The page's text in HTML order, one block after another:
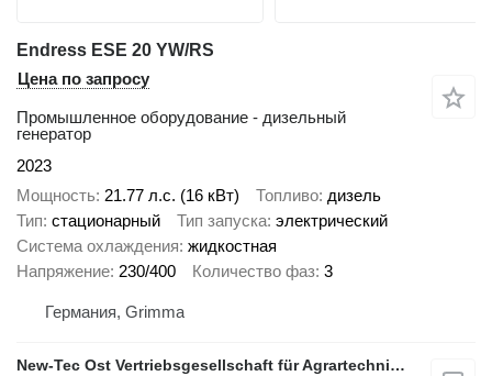
Endress ESE 20 YW/RS
Цена по запросу
Промышленное оборудование - дизельный
генератор
2023
Мощность 21.77 л.с. (16 кВт) Топливо дизель
Тип стационарный Тип запуска электрический
Система охлаждения жидкостная
Напряжение 230/400 Количество фаз 3
Германия, Grimma
New-Tec Ost Vertriebsgesellschaft für Agrartechnik mbH